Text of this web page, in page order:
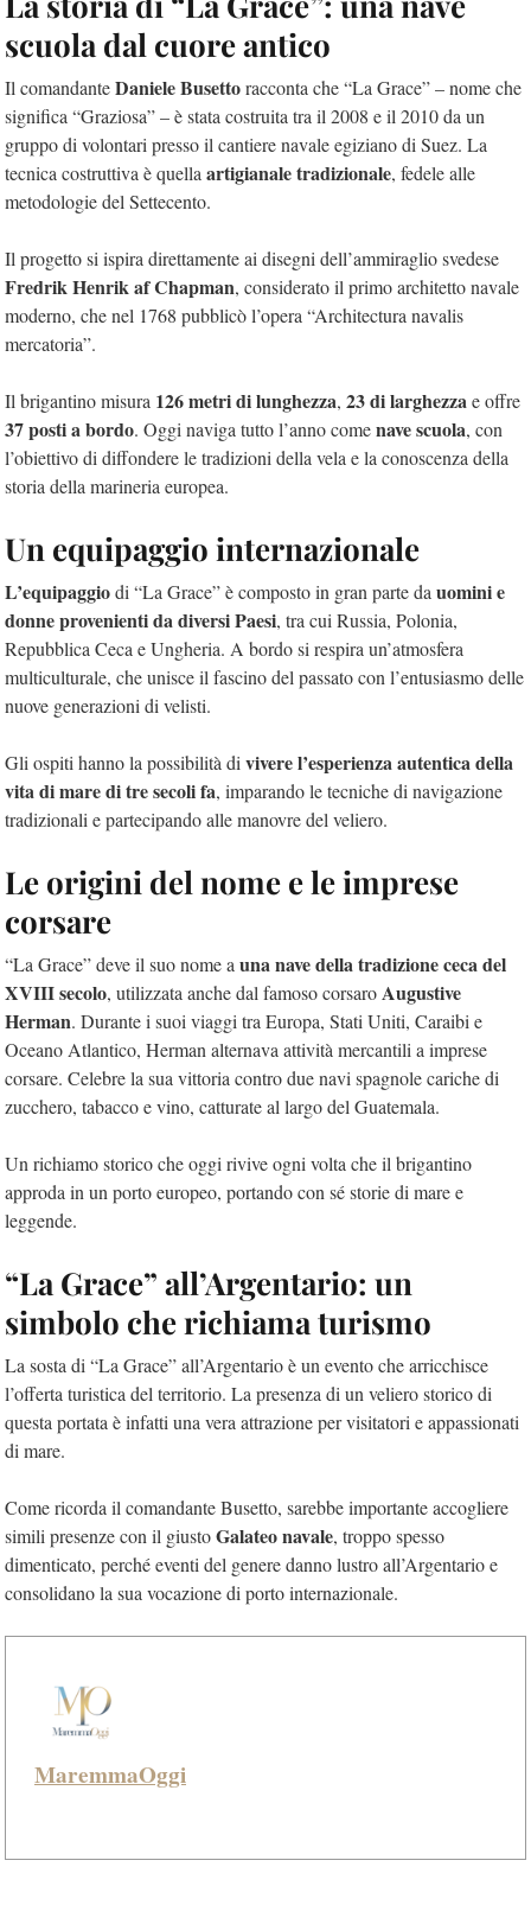
scuola dal cuore antico
Il comandanteDaniele Busettoracconta che “La Grace” – nome che
significa “Graziosa” – è stata costruita tra il 2008 e il 2010 da un
gruppo di volontari presso il cantiere navale egiziano di Suez. La
tecnica costruttiva è quella artigianale tradizionale, fedele alle
metodologie del Settecento.
Il progetto si ispira direttamente ai disegni dell’ammiraglio svedese
Fredrik Henrik af Chapman, considerato il primo architetto navale
moderno, che nel 1768 pubblicò l’opera “Architectura navalis
mercatoria”.
Il brigantino misura 126 metri di lunghezza, 23 di larghezzae offre
37 posti a bordo. Oggi naviga tutto l’anno comenave scuola, con
l’obiettivo di diffondere le tradizioni della vela e la conoscenza della
storia della marineria europea.
Un equipaggio internazionale
L’equipaggiodi “La Grace” è composto in gran parte da uomini e
donne provenienti da diversi Paesi, tra cui Russia, Polonia,
Repubblica Ceca e Ungheria. A bordo si respira un’atmosfera
multiculturale, che unisce il fascino del passato con l’entusiasmo delle
nuove generazioni di velisti.
Gli ospiti hanno la possibilità di vivere l’esperienza autentica della
vita di mare di tre secoli fa, imparando le tecniche di navigazione
tradizionali e partecipando alle manovre del veliero.
Le origini del nome e le imprese
corsare
“La Grace” deve il suo nome a una nave della tradizione ceca del
XVIII secolo, utilizzata anche dal famoso corsaroAugustive
Herman. Durante i suoi viaggi tra Europa, Stati Uniti, Caraibi e
Oceano Atlantico, Herman alternava attività mercantili a imprese
corsare. Celebre la sua vittoria contro due navi spagnole cariche di
zucchero, tabacco e vino, catturate al largo del Guatemala.
Un richiamo storico che oggi rivive ogni volta che il brigantino
approda in un porto europeo, portando con sé storie di mare e
leggende.
“La Grace” all’Argentario: un
simbolo che richiama turismo
La sosta di “La Grace” all’Argentario è un evento che arricchisce
l’offerta turistica del territorio. La presenza di un veliero storico di
questa portata è infatti una vera attrazione per visitatori e appassionati
di mare.
Come ricorda il comandante Busetto, sarebbe importante accogliere
simili presenze con il giustoGalateo navale, troppo spesso
dimenticato, perché eventi del genere danno lustro all’Argentario e
consolidano la sua vocazione di porto internazionale.
MaremmaOggi